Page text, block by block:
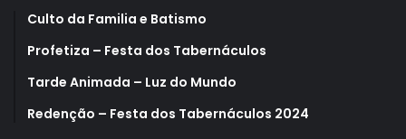
Culto da Familia e Batismo
Profetiza – Festa dos Tabernáculos
Tarde Animada – Luz do Mundo
Redenção – Festa dos Tabernáculos 2024